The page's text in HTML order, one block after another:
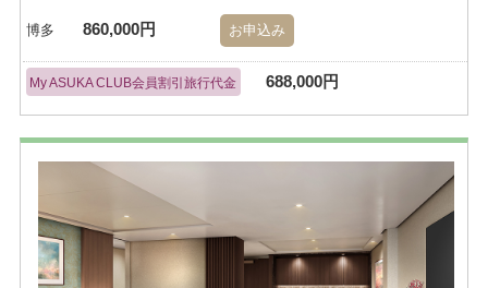
博多 860,000円 お申込み
My ASUKA CLUB会員割引旅行代金 688,000円